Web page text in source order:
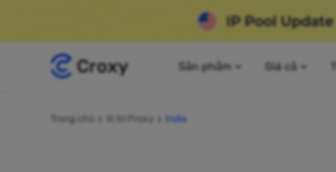
Sản phẩm Giá cả
Trang chủ Vị trí Proxy India